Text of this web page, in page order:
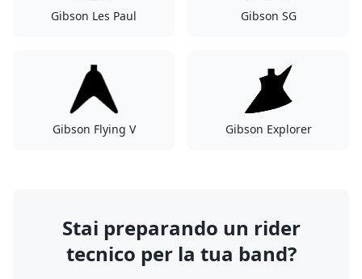
Gibson Les Paul Gibson SG
Gibson Flying V Gibson Explorer
Stai preparando un rider
tecnico per la tua band?